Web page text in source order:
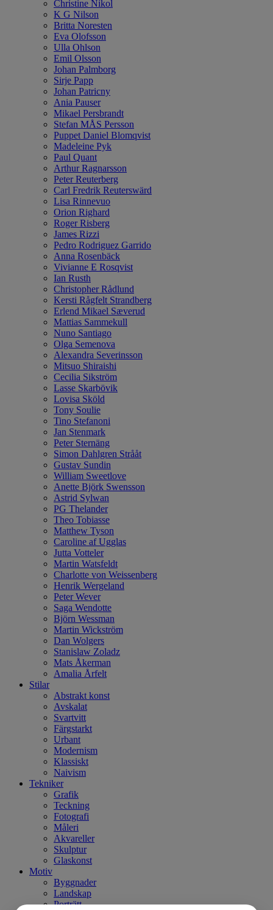
Christine Nikol
K G Nilson
Britta Noresten
Eva Olofsson
Ulla Ohlson
Emil Olsson
Johan Palmborg
Sirje Papp
Johan Patricny
Ania Pauser
Mikael Persbrandt
Stefan MÅS Persson
Puppet Daniel Blomqvist
Madeleine Pyk
Paul Quant
Arthur Ragnarsson
Peter Reuterberg
Carl Fredrik Reuterswärd
Lisa Rinnevuo
Orion Righard
Roger Risberg
James Rizzi
Pedro Rodriguez Garrido
Anna Rosenbäck
Vivianne E Rosqvist
Ian Rusth
Christopher Rådlund
Kersti Rågfelt Strandberg
Erlend Mikael Sæverud
Mattias Sammekull
Nuno Santiago
Olga Semenova
Alexandra Severinsson
Mitsuo Shiraishi
Cecilia Sikström
Lasse Skarbövik
Lovisa Sköld
Tony Soulie
Tino Stefanoni
Jan Stenmark
Peter Sternäng
Simon Dahlgren Strååt
Gustav Sundin
William Sweetlove
Anette Björk Swensson
Astrid Sylwan
PG Thelander
Theo Tobiasse
Matthew Tyson
Caroline af Ugglas
Jutta Votteler
Martin Watsfeldt
Charlotte von Weissenberg
Henrik Wergeland
Peter Wever
Saga Wendotte
Björn Wessman
Martin Wickström
Dan Wolgers
Stanislaw Zoladz
Mats Åkerman
Amalia Årfelt
Stilar
Abstrakt konst
Avskalat
Svartvitt
Färgstarkt
Urbant
Modernism
Klassiskt
Naivism
Tekniker
Grafik
Teckning
Fotografi
Måleri
Akvareller
Skulptur
Glaskonst
Motiv
Byggnader
Landskap
Porträtt